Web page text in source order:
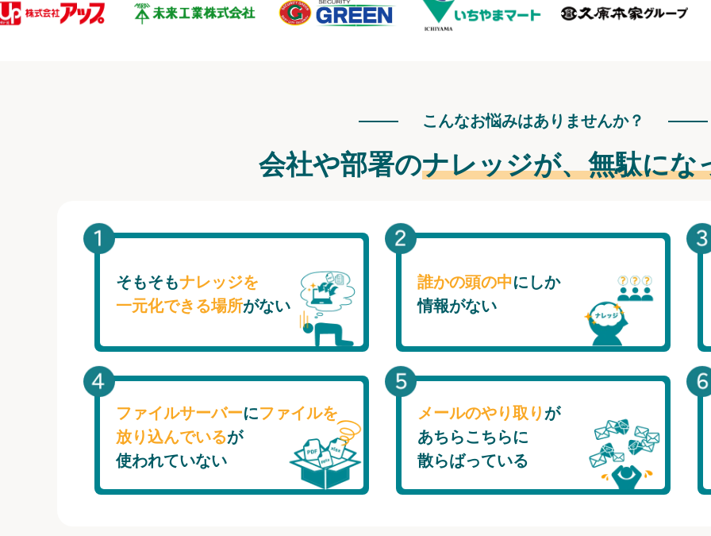
こんなお悩みはありませんか？
会社や部署のナレッジが、無駄にな
そもそもナレッジを
一元化できる場所がない
誰かの頭の中にしか
情報がない
ファイルサーバーにファイルを
放り込んでいるが
使われていない
メールのやり取り が
あちらこちらに
散らばっている